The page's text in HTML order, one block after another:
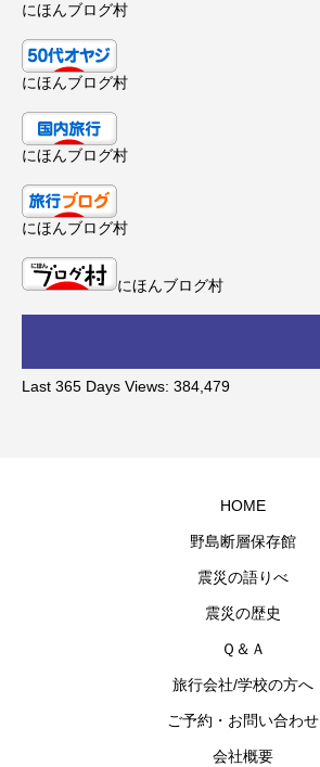
にほんブログ村
にほんブログ村
にほんブログ村
にほんブログ村
にほんブログ村
Last 365 Days Views: 384,479
HOME
野島断層保存館
震災の語りべ
震災の歴史
Ｑ＆Ａ
旅行会社/学校の方へ
ご予約・お問い合わせ
会社概要